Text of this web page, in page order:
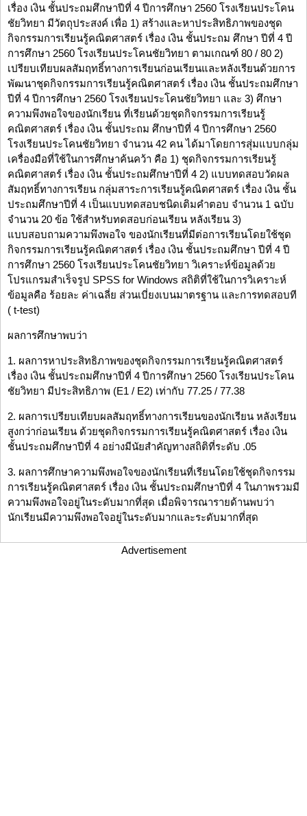
เรื่อง เงิน ชั้นประถมศึกษาปีที่ 4 ปีการศึกษา 2560 โรงเรียนประโคน
ชัยวิทยา มีวัตถุประสงค์ เพื่อ 1) สร้างและหาประสิทธิภาพของชุด
กิจกรรมการเรียนรู้คณิตศาสตร์ เรื่อง เงิน ชั้นประถม ศึกษา ปีที่ 4 ปี
การศึกษา 2560 โรงเรียนประโคนชัยวิทยา ตามเกณฑ์ 80 / 80 2)
เปรียบเทียบผลสัมฤทธิ์ทางการเรียนก่อนเรียนและหลังเรียนด้วยการ
พัฒนาชุดกิจกรรมการเรียนรู้คณิตศาสตร์ เรื่อง เงิน ชั้นประถมศึกษา
ปีที่ 4 ปีการศึกษา 2560 โรงเรียนประโคนชัยวิทยา และ 3) ศึกษา
ความพึงพอใจของนักเรียน ที่เรียนด้วยชุดกิจกรรมการเรียนรู้
คณิตศาสตร์ เรื่อง เงิน ชั้นประถม ศึกษาปีที่ 4 ปีการศึกษา 2560
โรงเรียนประโคนชัยวิทยา จำนวน 42 คน ได้มาโดยการสุ่มแบบกลุ่ม
เครื่องมือที่ใช้ในการศึกษาค้นคว้า คือ 1) ชุดกิจกรรมการเรียนรู้
คณิตศาสตร์ เรื่อง เงิน ชั้นประถมศึกษาปีที่ 4 2) แบบทดสอบวัดผล
สัมฤทธิ์ทางการเรียน กลุ่มสาระการเรียนรู้คณิตศาสตร์ เรื่อง เงิน ชั้น
ประถมศึกษาปีที่ 4 เป็นแบบทดสอบชนิดเติมคำตอบ จำนวน 1 ฉบับ
จำนวน 20 ข้อ ใช้สำหรับทดสอบก่อนเรียน หลังเรียน 3)
แบบสอบถามความพึงพอใจ ของนักเรียนที่มีต่อการเรียนโดยใช้ชุด
กิจกรรมการเรียนรู้คณิตศาสตร์ เรื่อง เงิน ชั้นประถมศึกษา ปีที่ 4 ปี
การศึกษา 2560 โรงเรียนประโคนชัยวิทยา วิเคราะห์ข้อมูลด้วย
โปรแกรมสำเร็จรูป SPSS for Windows สถิติที่ใช้ในการวิเคราะห์
ข้อมูลคือ ร้อยละ ค่าเฉลี่ย ส่วนเบี่ยงเบนมาตรฐาน และการทดสอบที
( t-test)
ผลการศึกษาพบว่า
1. ผลการหาประสิทธิภาพของชุดกิจกรรมการเรียนรู้คณิตศาสตร์
เรื่อง เงิน ชั้นประถมศึกษาปีที่ 4 ปีการศึกษา 2560 โรงเรียนประโคน
ชัยวิทยา มีประสิทธิภาพ (E1 / E2) เท่ากับ 77.25 / 77.38
2. ผลการเปรียบเทียบผลสัมฤทธิ์ทางการเรียนของนักเรียน หลังเรียน
สูงกว่าก่อนเรียน ด้วยชุดกิจกรรมการเรียนรู้คณิตศาสตร์ เรื่อง เงิน
ชั้นประถมศึกษาปีที่ 4 อย่างมีนัยสำคัญทางสถิติที่ระดับ .05
3. ผลการศึกษาความพึงพอใจของนักเรียนที่เรียนโดยใช้ชุดกิจกรรม
การเรียนรู้คณิตศาสตร์ เรื่อง เงิน ชั้นประถมศึกษาปีที่ 4 ในภาพรวมมี
ความพึงพอใจอยู่ในระดับมากที่สุด เมื่อพิจารณารายด้านพบว่า
นักเรียนมีความพึงพอใจอยู่ในระดับมากและระดับมากที่สุด
Advertisement